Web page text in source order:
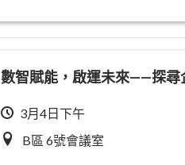
數智賦能，啟運未來——探尋
3月4日下午
B區 6號會議室